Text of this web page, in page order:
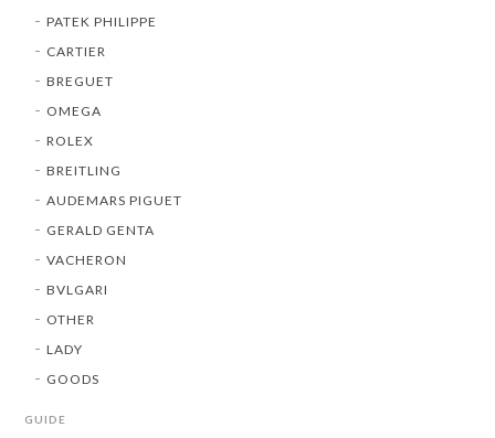
PATEK PHILIPPE
CARTIER
BREGUET
OMEGA
ROLEX
BREITLING
AUDEMARS PIGUET
GERALD GENTA
VACHERON
BVLGARI
OTHER
LADY
GOODS
GUIDE